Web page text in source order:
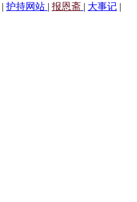
| 护持网站 | 报恩斋 | 大事记 |